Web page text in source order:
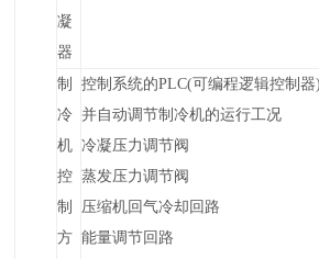
凝
器
制
冷
机
控
制
方
控制系统的PLC(可编程逻辑控制
并自动调节制冷机的运行工况
冷凝压力调节阀
蒸发压力调节阀
压缩机回气冷却回路
能量调节回路